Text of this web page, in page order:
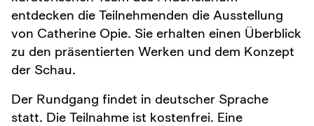
entdecken die Teilnehmenden die Ausstellung
von Catherine Opie. Sie erhalten einen Überblick
zu den präsentierten Werken und dem Konzept
der Schau.
Der Rundgang findet in deutscher Sprache
statt. Die Teilnahme ist kostenfrei. Eine